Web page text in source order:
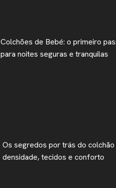
Colchões de Bebé: o primeiro
para noites seguras e tranquilas
Os segredos por trás do colchão
densidade, tecidos e conforto